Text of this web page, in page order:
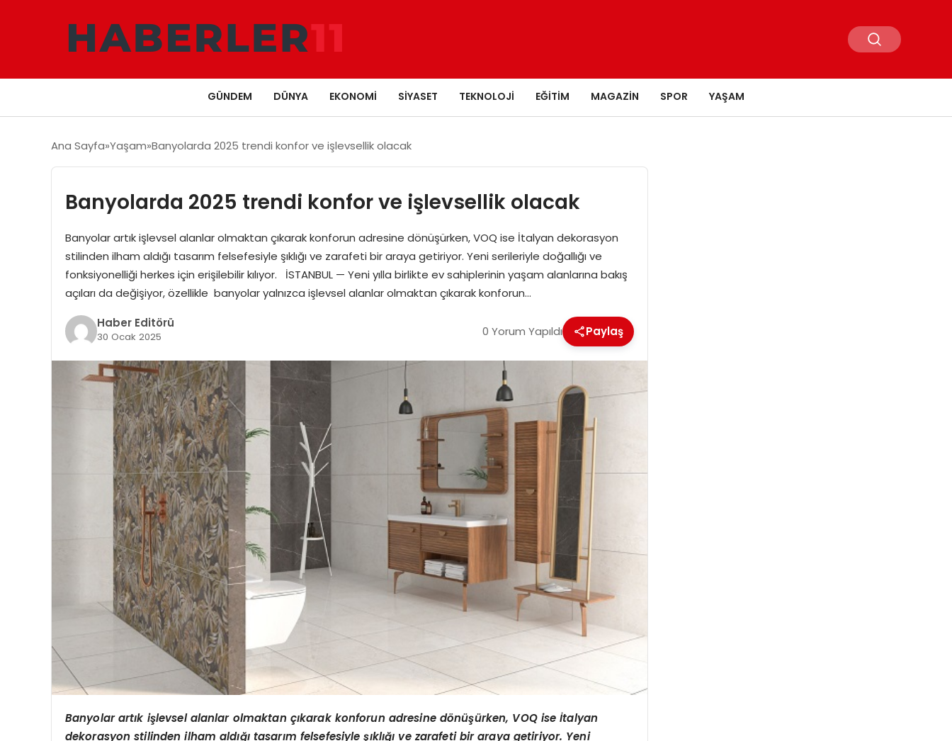
GÜNDEM DÜNYA EKONOMI SIYASET TEKNOLOJI EĞITIM MAGAZIN SPOR YAŞAM
Ana Sayfa Yaşam Banyolarda 2025 trendi konfor ve işlevsellik olacak
Banyolarda 2025 trendi konfor ve işlevsellik olacak
Banyolar artık işlevsel alanlar olmaktan çıkarak konforun adresine dönüşürken, VOQ ise İtalyan dekorasyon
stilinden ilham aldığı tasarım felsefesiyle şıklığı ve zarafeti bir araya getiriyor. Yeni serileriyle doğallığı ve
fonksiyonelliği herkes için erişilebilir kılıyor. İSTANBUL — Yeni yılla birlikte ev sahiplerinin yaşam alanlarına bakış
açıları da değişiyor, özellikle banyolar yalnızca işlevsel alanlar olmaktan çıkarak konforun…
Haber Editörü
30 Ocak 2025 0 Yorum Yapıldı Paylaş
Banyolar artık işlevsel alanlar olmaktan çıkarak konforun adresine dönüşürken, VOQ ise İtalyan
dekorasyon stilinden ilham aldığı tasarım felsefesiyle şıklığı ve zarafeti bir araya getiriyor. Yeni